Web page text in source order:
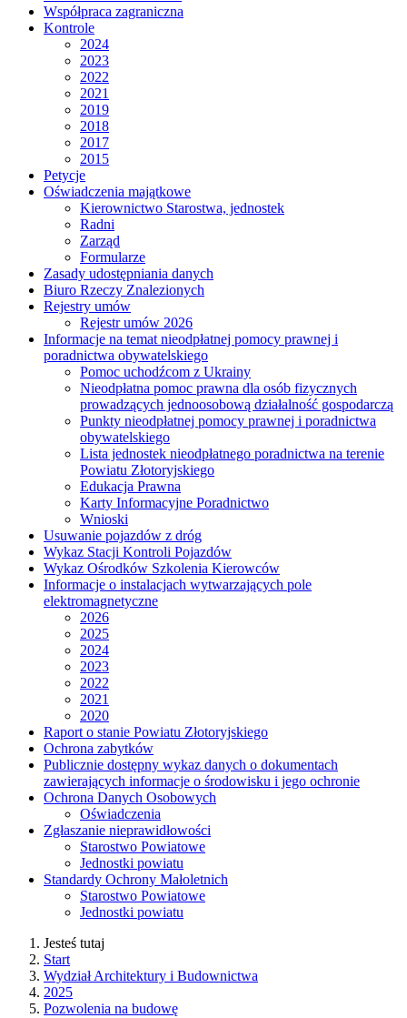
Współpraca zagraniczna
Kontrole
2024
2023
2022
2021
2019
2018
2017
2015
Petycje
Oświadczenia majątkowe
Kierownictwo Starostwa, jednostek
Radni
Zarząd
Formularze
Zasady udostępniania danych
Biuro Rzeczy Znalezionych
Rejestry umów
Rejestr umów 2026
Informacje na temat nieodpłatnej pomocy prawnej i
poradnictwa obywatelskiego
Pomoc uchodźcom z Ukrainy
Nieodpłatna pomoc prawna dla osób fizycznych
prowadzących jednoosobową działalność gospodarczą
Punkty nieodpłatnej pomocy prawnej i poradnictwa
obywatelskiego
Lista jednostek nieodpłatnego poradnictwa na terenie
Powiatu Złotoryjskiego
Edukacja Prawna
Karty Informacyjne Poradnictwo
Wnioski
Usuwanie pojazdów z dróg
Wykaz Stacji Kontroli Pojazdów
Wykaz Ośrodków Szkolenia Kierowców
Informacje o instalacjach wytwarzających pole
elektromagnetyczne
2026
2025
2024
2023
2022
2021
2020
Raport o stanie Powiatu Złotoryjskiego
Ochrona zabytków
Publicznie dostępny wykaz danych o dokumentach
zawierających informacje o środowisku i jego ochronie
Ochrona Danych Osobowych
Oświadczenia
Zgłaszanie nieprawidłowości
Starostwo Powiatowe
Jednostki powiatu
Standardy Ochrony Małoletnich
Starostwo Powiatowe
Jednostki powiatu
Jesteś tutaj
Start
Wydział Architektury i Budownictwa
2025
Pozwolenia na budowę